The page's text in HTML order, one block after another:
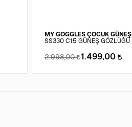
MY GOGGLES ÇOCUK GÜNEŞ
SS330 C15 GÜNEŞ GÖZLÜĞÜ
2.998,00 1.499,00